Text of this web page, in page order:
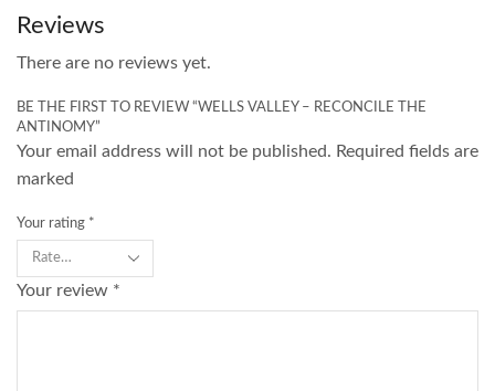
Reviews
There are no reviews yet.
BE THE FIRST TO REVIEW “WELLS VALLEY – RECONCILE THE
ANTINOMY”
Your email address will not be published. Required fields are
marked
Your rating *
Your review *